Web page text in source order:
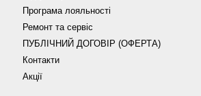
Програма лояльності
Ремонт та сервіс
ПУБЛІЧНИЙ ДОГОВІР (ОФЕРТА)
Контакти
Акції